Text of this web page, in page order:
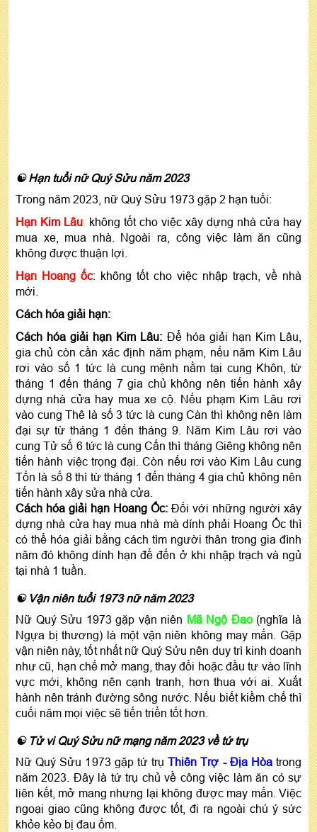
☯ Hạn tuổi nữ Quý Sửu năm 2023
Trong năm 2023, nữ Quý Sửu 1973 gặp 2 hạn tuổi:
Hạn Kim Lâu: không tốt cho việc xây dựng nhà cửa hay
mua xe, mua nhà. Ngoài ra, công việc làm ăn cũng
không được thuận lợi.
Hạn Hoang ốc: không tốt cho việc nhập trạch, về nhà
mới.
Cách hóa giải hạn:
Cách hóa giải hạn Kim Lâu: Để hóa giải hạn Kim Lâu,
gia chủ còn cần xác định năm phạm, nếu năm Kim Lâu
rơi vào số 1 tức là cung mệnh nằm tại cung Khôn, từ
tháng 1 đến tháng 7 gia chủ không nên tiến hành xây
dựng nhà cửa hay mua xe cộ. Nếu phạm Kim Lâu rơi
vào cung Thê là số 3 tức là cung Càn thì không nên làm
đại sự từ tháng 1 đến tháng 9. Năm Kim Lâu rơi vào
cung Tử số 6 tức là cung Cấn thì tháng Giêng không nên
tiến hành việc trọng đại. Còn nếu rơi vào Kim Lâu cung
Tốn là số 8 thì từ tháng 1 đến tháng 4 gia chủ không nên
tiến hành xây sửa nhà cửa.
Cách hóa giải hạn Hoang Ốc: Đối với những người xây
dựng nhà cửa hay mua nhà mà dính phải Hoang Ốc thì
có thể hóa giải bằng cách tìm người thân trong gia đình
năm đó không dính hạn để đến ở khi nhập trạch và ngủ
tại nhà 1 tuần.
☯ Vận niên tuổi 1973 nữ năm 2023
Nữ Quý Sửu 1973 gặp vận niên Mã Ngộ Đao(nghĩa là
Ngựa bị thương) là một vận niên không may mắn. Gặp
vận niên này, tốt nhất nữ Quý Sửu nên duy trì kinh doanh
như cũ, hạn chế mở mang, thay đổi hoặc đầu tư vào lĩnh
vực mới, không nên cạnh tranh, hơn thua với ai. Xuất
hành nên tránh đường sông nước. Nếu biết kiềm chế thì
cuối năm mọi việc sẽ tiến triển tốt hơn.
☯ Tử vi Quý Sửu nữ mạng năm 2023 về tứ trụ
Nữ Quý Sửu 1973 gặp tứ trụThiên Trợ - Địa Hòatrong
năm 2023. Đây là tứ trụ chủ về công việc làm ăn có sự
liên kết, mở mang nhưng lại không được may mắn. Việc
ngoại giao cũng không được tốt, đi ra ngoài chú ý sức
khỏe kẻo bị đau ốm.